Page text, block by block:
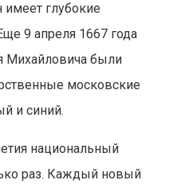
имеет глубокие
9 апреля 1667 года
Михайловича были
московские
и синий.
национальный
раз. Каждый новый